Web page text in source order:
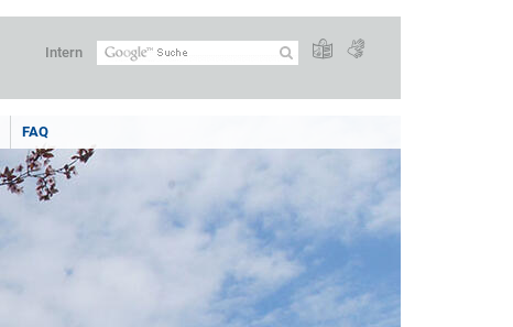
Intern
FAQ